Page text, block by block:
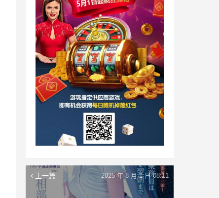
上一篇 2025 年 8 月 1 日 08:11